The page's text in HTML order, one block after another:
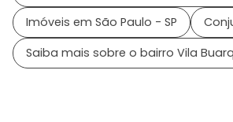
Imóveis em São Paulo - SP
Saiba mais sobre o bairro Vila